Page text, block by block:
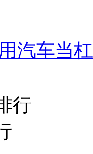
汽车当
行